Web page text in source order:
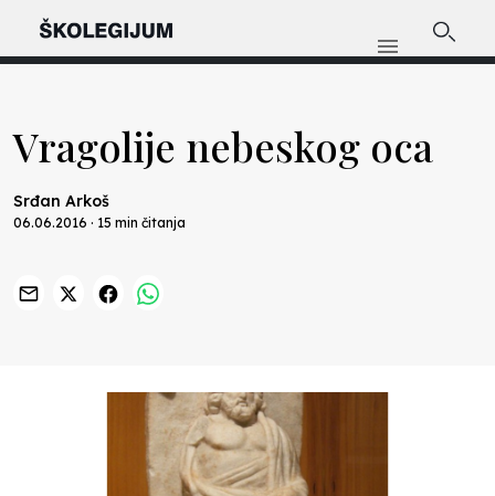
Vragolije nebeskog oca
Srđan Arkoš
06.06.2016 · 15 min čitanja